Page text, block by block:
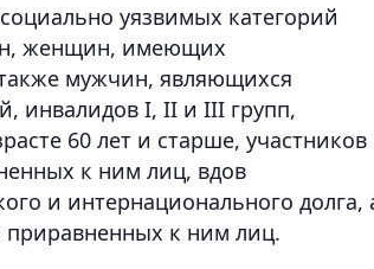
уязвимых категорий
женщин, имеющих
мужчин, являющихся
инвалидов I, II и III групп,
60 лет и старше, участников
к ним лиц, вдов
и интернационального долга,
к ним лиц.